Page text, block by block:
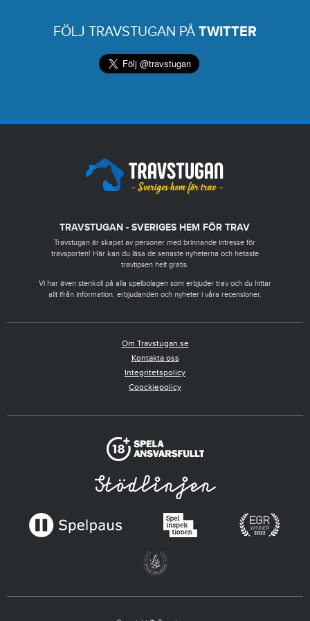
FÖLJ TRAVSTUGAN PÅ TWITTER
TRAVSTUGAN - SVERIGES HEM FÖR TRAV
Travstugan är skapat av personer med brinnande intresse för
travsporten! Här kan du läsa de senaste nyheterna och hetaste
travtipsen helt gratis.
Vi har även stenkoll på alla spelbolagen som erbjuder trav och du hittar
allt ifrån information, erbjudanden och nyheter i våra recensioner.
Om Travstugan.se
Kontakta oss
Integritetspolicy
Coockiepolicy